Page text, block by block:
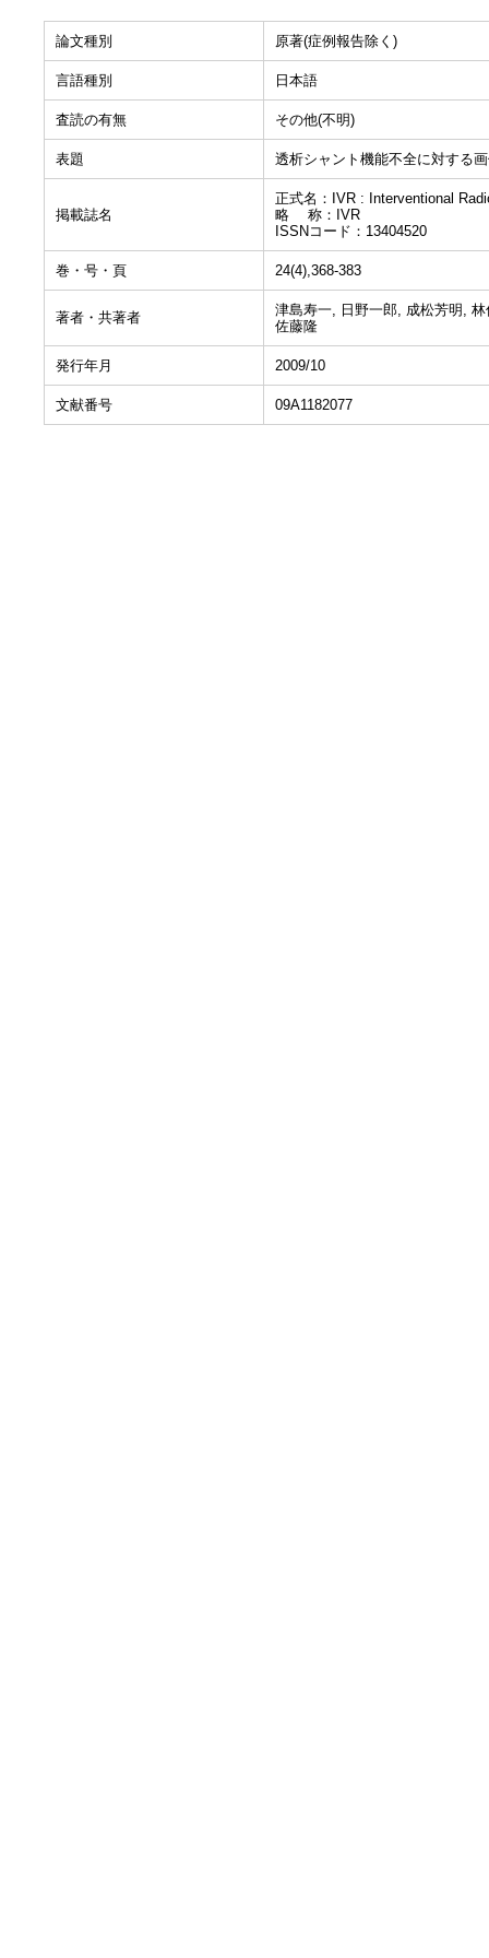
論文種別 原著(症例報告除く)
言語種別 日本語
査読の有無 その他(不明)
表題 透析シャント機能不全に対する
掲載誌名
正式名：IVR : Interventional
略 称：IVR
ISSNコード：13404520
巻・号・頁 24(4),368-383
著者・共著者
津島寿一, 日野一郎, 成松芳明,
佐藤隆
発行年月 2009/10
文献番号 09A1182077